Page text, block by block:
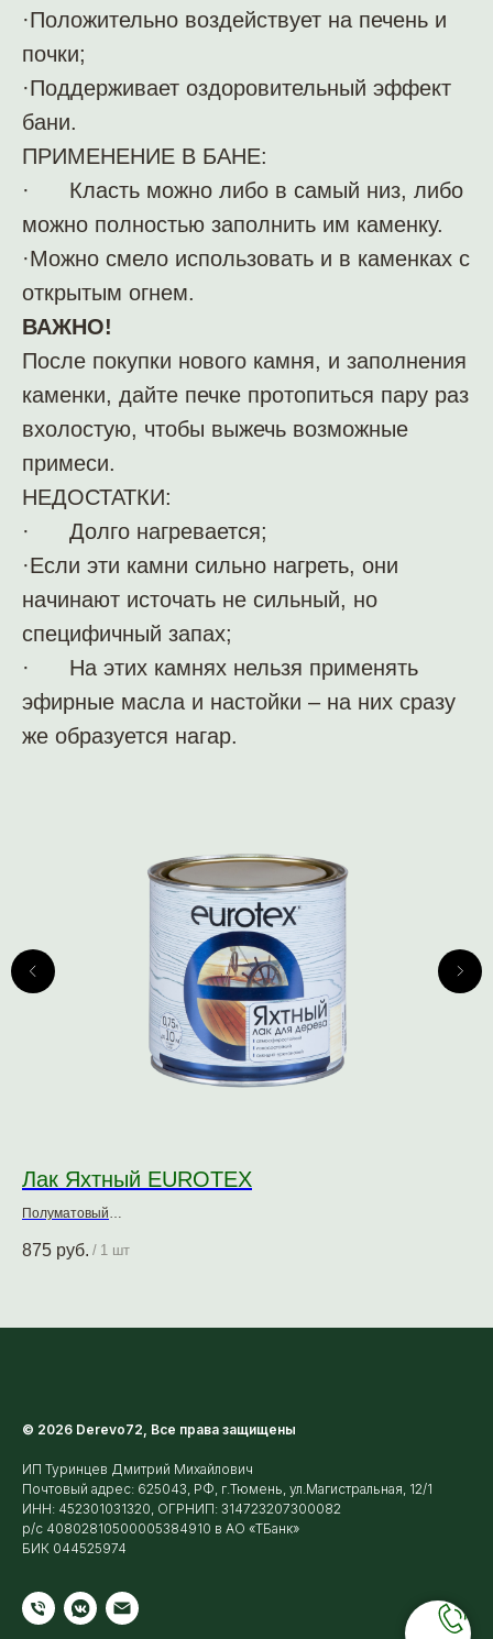
·Положительно воздействует на печень и
почки;
·Поддерживает оздоровительный эффект
бани.
ПРИМЕНЕНИЕ В БАНЕ:
· Класть можно либо в самый низ, либо
можно полностью заполнить им каменку.
·Можно смело использовать и в каменках с
открытым огнем.
ВАЖНО!
После покупки нового камня, и заполнения
каменки, дайте печке протопиться пару раз
вхолостую, чтобы выжечь возможные
примеси.
НЕДОСТАТКИ:
· Долго нагревается;
·Если эти камни сильно нагреть, они
начинают источать не сильный, но
специфичный запах;
· На этих камнях нельзя применять
эфирные масла и настойки – на них сразу
же образуется нагар.
Лак Яхтный EUROTEX
Полуматовый
875 руб. / 1 шт
© 2026 Derevo72, Все права защищены
ИП Туринцев Дмитрий Михайлович
Почтовый адрес: 625043, РФ, г.Тюмень, ул.Магистральная, 12/1
ИНН: 452301031320, ОГРНИП: 314723207300082
р/с 40802810500005384910 в АО «ТБанк»
БИК 044525974